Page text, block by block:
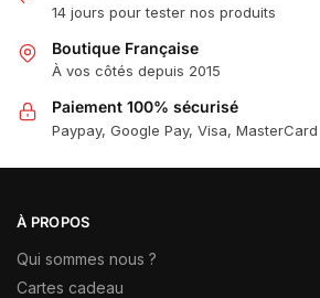
14 jours pour tester nos produits
Boutique Française
À vos côtés depuis 2015
Paiement 100% sécurisé
Paypay, Google Pay, Visa, MasterCard
À PROPOS
Qui sommes nous ?
Cartes cadeau